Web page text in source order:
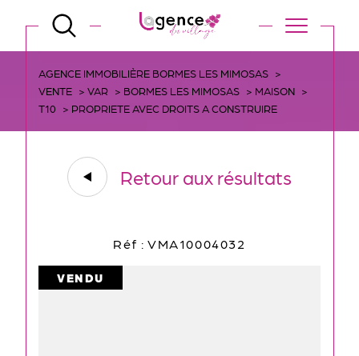
AGENCE IMMOBILIÈRE BORMES LES MIMOSAS
VENTE
VAR BORMES LES MIMOSAS
MAISON
T10
PROPRIETE AVEC DROITS A CONSTRUIRE
Retour aux résultats
Réf : VMA10004032
VENDU